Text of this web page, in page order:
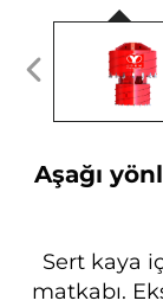
Aşağı
Sert kaya
matkabı.